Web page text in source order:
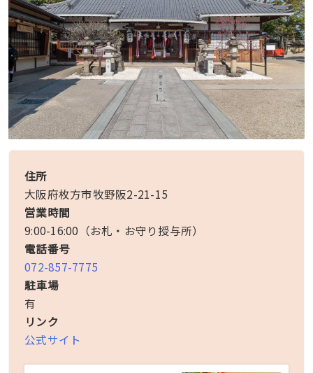
住所
大阪府枚方市牧野阪2-21-15
営業時間
9:00-16:00（お札・お守り授与所）
電話番号
072-857-7775
駐車場
有
リンク
公式サイト